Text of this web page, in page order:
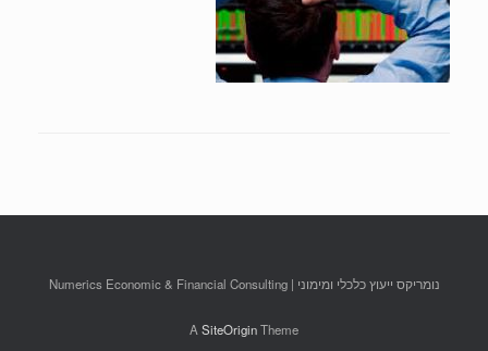
נומריקס ייעוץ כלכלי ומימוני | Numerics Economic & Financial Consulting
A SiteOriginTheme